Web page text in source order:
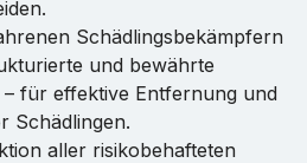
Schädlingsbekämpfern
und bewährte
für effektive Entfernung und
Schädlingen.
aller risikobehafteten